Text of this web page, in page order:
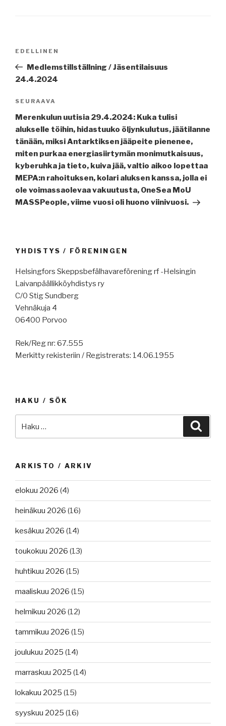
Edellinen
artikkeli
EDELLINEN
Medlemstillställning / Jäsentilaisuus
24.4.2024
Seuraava
artikkeli
SEURAAVA
Merenkulun uutisia 29.4.2024: Kuka tulisi
alukselle töihin, hidastuuko öljynkulutus, jäätilanne
tänään, miksi Antarktiksen jääpeite pienenee,
miten purkaa energiasiirtymän monimutkaisuus,
kyberuhka ja tieto, kuiva jää, valtio aikoo lopettaa
MEPA:n rahoituksen, kolari aluksen kanssa, jolla ei
ole voimassaolevaa vakuutusta, OneSea MoU
MASSPeople, viime vuosi oli huono viinivuosi.
YHDISTYS / FÖRENINGEN
Helsingfors Skeppsbefälhavareförening rf -Helsingin
Laivanpäällikköyhdistys ry
C/0 Stig Sundberg
Vehnäkuja 4
06400 Porvoo
Rek/Reg nr: 67.555
Merkitty rekisteriin / Registrerats: 14.06.1955
HAKU / SÖK
ARKISTO / ARKIV
elokuu 2026 (4)
heinäkuu 2026 (16)
kesäkuu 2026 (14)
toukokuu 2026 (13)
huhtikuu 2026 (15)
maaliskuu 2026 (15)
helmikuu 2026 (12)
tammikuu 2026 (15)
joulukuu 2025 (14)
marraskuu 2025 (14)
lokakuu 2025 (15)
syyskuu 2025 (16)